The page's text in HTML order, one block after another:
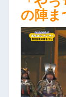
の陣ま